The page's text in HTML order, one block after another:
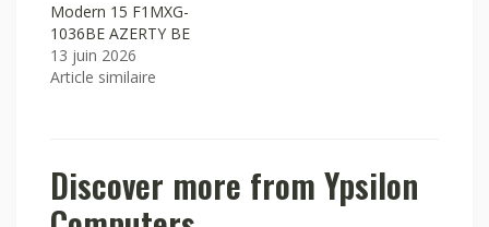
Modern 15 F1MXG-
1036BE AZERTY BE
13 juin 2026
Article similaire
Discover more from Ypsilon